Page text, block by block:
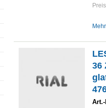
36
Art.-